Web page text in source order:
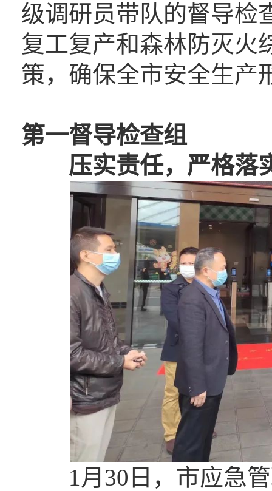
级调研员带队的督导检
复工复产和森林防灭火
策，确保全市安全生产
第一督导检查组
压实责任，严格落
1月30日，市应急管